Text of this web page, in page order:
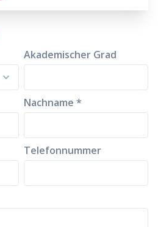
Akademischer Grad
Nachname *
Telefonnummer